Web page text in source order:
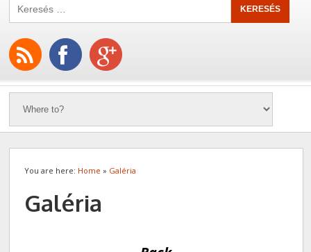
You are here: Home » Galéria
Galéria